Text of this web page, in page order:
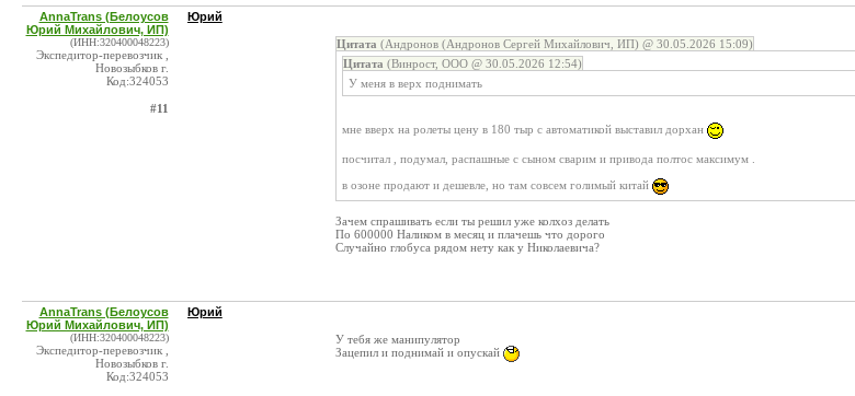
AnnaTrans (Белоусов
Юрий Михайлович, ИП)
(ИНН:320400048223)
Экспедитор-перевозчик ,
Новозыбков г.
Код:324053
#11
Юрий
Цитата (Андронов (Андронов Сергей Михайлович, ИП) @ 30.05.2026 15:09)
Цитата (Винрост, ООО @ 30.05.2026 12:54)
У меня в верх поднимать
мне вверх на ролеты цену в 180 тыр с автоматикой выставил дорхан
посчитал , подумал, распашные с сыном сварим и привода полтос максимум .
в озоне продают и дешевле, но там совсем голимый китай
Зачем спрашивать если ты решил уже колхоз делать
По 600000 Наликом в месяц и плачешь что дорого
Случайно глобуса рядом нету как у Николаевича?
AnnaTrans (Белоусов
Юрий Михайлович, ИП)
(ИНН:320400048223)
Экспедитор-перевозчик ,
Новозыбков г.
Код:324053
Юрий
У тебя же манипулятор
Зацепил и поднимай и опускай